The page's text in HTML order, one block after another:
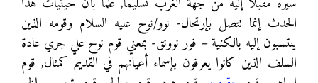
الحدث إنما تتصل بإرتحال- نوو/نوح عليه السلام وقومه الذين
ينتسبون إليه بالكنية – فور نوونق- بمعني قوم نوح علي جري عادة
السلف الذين كانوا يعرفون بإسماء أعيانهم في القديم كمثال, قوم